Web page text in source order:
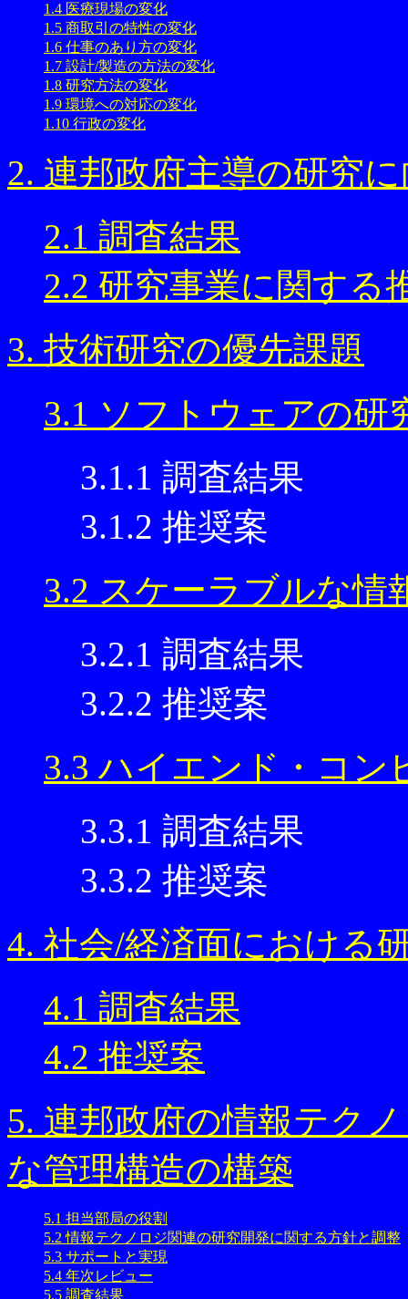
1.4 医療現場の変化
1.5 商取引の特性の変化
1.6 仕事のあり方の変化
1.7 設計/製造の方法の変化
1.8 研究方法の変化
1.9 環境への対応の変化
1.10 行政の変化
2. 連邦政府主導の研究
2.1 調査結果
2.2 研究事業に関する
3. 技術研究の優先課題
3.1 ソフトウェアの研
3.1.1 調査結果
3.1.2 推奨案
3.2 スケーラブルな情
3.2.1 調査結果
3.2.2 推奨案
3.3 ハイエンド・コン
3.3.1 調査結果
3.3.2 推奨案
4. 社会/経済面における
4.1 調査結果
4.2 推奨案
5. 連邦政府の情報テク
な管理構造の構築
5.1 担当部局の役割
5.2 情報テクノロジ関連の研究開発に関する方針と調整
5.3 サポートと実現
5.4 年次レビュー
5.5 調査結果